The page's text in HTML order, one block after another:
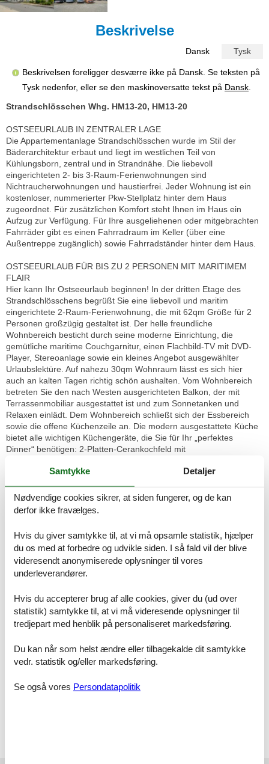
Beskrivelse
Dansk Tysk
Beskrivelsen foreligger desværre ikke på Dansk. Se teksten på
Tysk nedenfor, eller se den maskinoversatte tekst på Dansk
Strandschlösschen Whg. HM13-20, HM13-20
OSTSEEURLAUB IN ZENTRALER LAGE
Die Appartementanlage Strandschlösschen wurde im Stil der
Bäderarchitektur erbaut und liegt im westlichen Teil von
Kühlungsborn, zentral und in Strandnähe. Die liebevoll
eingerichteten 2- bis 3-Raum-Ferienwohnungen sind
Nichtraucherwohnungen und haustierfrei. Jeder Wohnung ist ein
kostenloser, nummerierter Pkw-Stellplatz hinter dem Haus
zugeordnet. Für zusätzlichen Komfort steht Ihnen im Haus ein
Aufzug zur Verfügung. Für Ihre ausgeliehenen oder mitgebrachten
Fahrräder gibt es einen Fahrradraum im Keller (über eine
Außentreppe zugänglich) sowie Fahrradständer hinter dem Haus.
OSTSEEURLAUB FÜR BIS ZU 2 PERSONEN MIT MARITIMEM
FLAIR
Hier kann Ihr Ostseeurlaub beginnen! In der dritten Etage des
Strandschlösschens begrüßt Sie eine liebevoll und maritim
eingerichtete 2-Raum-Ferienwohnung, die mit 62qm Größe für 2
Personen großzügig gestaltet ist. Der helle freundliche
Wohnbereich besticht durch seine moderne Einrichtung, die
gemütliche maritime Couchgarnitur, einen Flachbild-TV mit DVD-
Player, Stereoanlage sowie ein kleines Angebot ausgewählter
Urlaubslektüre. Auf nahezu 30qm Wohnraum lässt es sich hier
auch an kalten Tagen richtig schön aushalten. Vom Wohnbereich
betreten Sie den nach Westen ausgerichteten Balkon, der mit
Terrassenmobiliar ausgestattet ist und zum Sonnetanken und
Relaxen einlädt. Dem Wohnbereich schließt sich der Essbereich
sowie die offene Küchenzeile an. Die modern ausgestattete Küche
bietet alle wichtigen Küchengeräte, die Sie für Ihr „perfektes
Dinner“ benötigen: 2-Platten-Cerankochfeld mit
Kaffeemaschine, Wasserkocher und Toaster sind vorhanden. Das
gestaltet. Es ist ausgestattet mit einem Doppelbett, einem
großzügigen Kleiderschrank für Ihre Urlaubsgarderobe und bietet
ebenfalls einen Zugang zum möblierten Balkon. Das Bad mit
Dusche und WC rundet das Gesamtbild dieser Wohnung ab.
BESONDERHEITEN
Wir bitten um Ihr Verständnis, dass das Rauchen in dieser
Nichtraucherwohnung nicht gestattet ist. Haustiere sind aus
Im Mietpreis sind alle Nebenkosten wie Strom, Wasser und
Heizungskosten enthalten. Bettwäsche und Handtücher sind
ebenfalls als Erstausstattung vorhanden. Als Zusatzleistung steht
Ihnen eine Internetnutzung über WLAN kostenfrei zur Verfügung,
wobei gem. AGB keine Haftung bei etwaigen Störungen erfolgt.
am Haus zur Verfügung. Ihre ausgeliehenen oder mitgebrachten
Samtykke Detaljer
Nødvendige cookies sikrer, at siden fungerer, og de kan
derfor ikke fravælges.
Hvis du giver samtykke til, at vi må opsamle statistik, hjælper
du os med at forbedre og udvikle siden. I så fald vil der blive
videresendt anonymiserede oplysninger til vores
underleverandører.
Hvis du accepterer brug af alle cookies, giver du (ud over
statistik) samtykke til, at vi må videresende oplysninger til
tredjepart med henblik på personaliseret markedsføring.
Du kan når som helst ændre eller tilbagekalde dit samtykke
vedr. statistik og/eller markedsføring.
Se også vores Persondatapolitik